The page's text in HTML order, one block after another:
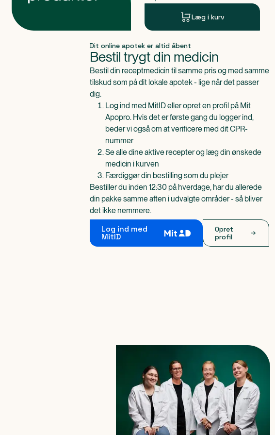
Læg i kurv
Dit online apotek er altid åbent
Bestil trygt din medicin
Bestil din receptmedicin til samme pris og med samme
tilskud som på dit lokale apotek - lige når det passer
dig.
Log ind med MitID eller opret en profil på Mit
Apopro. Hvis det er første gang du logger ind,
beder vi også om at verificere med dit CPR-
nummer
Se alle dine aktive recepter og læg din ønskede
medicin i kurven
Færdiggør din bestilling som du plejer
Bestiller du inden 12:30 på hverdage, har du allerede
din pakke samme aften i udvalgte områder - så bliver
det ikke nemmere.
Log ind med
MitID
Opret
profil